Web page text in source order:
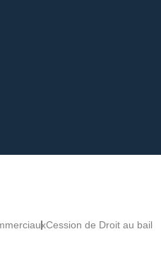
Cession de Droit au bail